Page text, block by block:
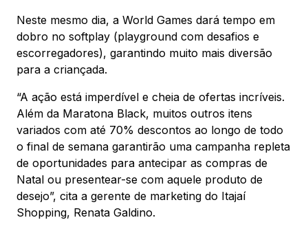
Neste mesmo dia, a World Games dará tempo em
dobro no softplay (playground com desafios e
escorregadores), garantindo muito mais diversão
para a criançada.
“A ação está imperdível e cheia de ofertas incríveis.
Além da Maratona Black, muitos outros itens
variados com até 70% descontos ao longo de todo
o final de semana garantirão uma campanha repleta
de oportunidades para antecipar as compras de
Natal ou presentear-se com aquele produto de
desejo”, cita a gerente de marketing do Itajaí
Shopping, Renata Galdino.